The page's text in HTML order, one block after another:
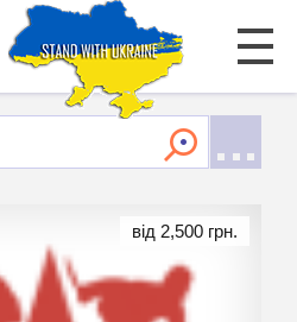
від 2,500 грн.